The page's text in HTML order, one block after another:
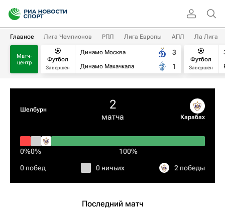
Главное Лига Чемпионов РПЛ Лига Европы АПЛ Ла Лига
Матч-
центр
Футбол
Завершен
Динамо Москва
Динамо Махачкала
3
1
Футбол
Завершен
Шелбурн 2
матча Карабах
0%0% 100%
0 побед 0 ничьих 2 победы
Последний матч